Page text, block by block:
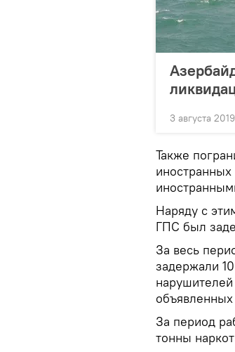
3 августа
Также
Наряду с
ГПС был
За весь
задержали
За период
тонны